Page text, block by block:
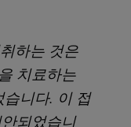
하는 것은
치료하는
습니다. 이 접
되었습니